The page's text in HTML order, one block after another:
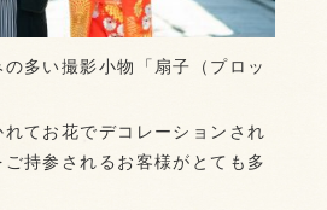
多い撮影小物「扇子（プロッ
れてお花でデコレーションされ
持参されるお客様がとても多